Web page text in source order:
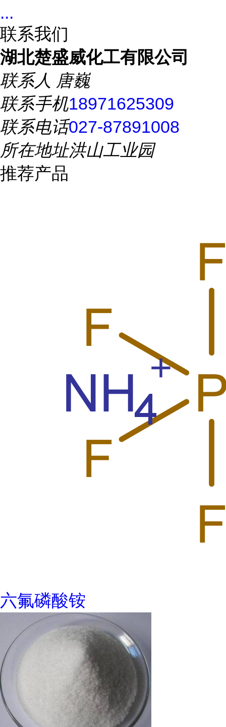
...
联系我们
湖北楚盛威化工有限公司
联系人 唐巍
联系手机18971625309
联系电话027-87891008
所在地址洪山工业园
推荐产品
六氟磷酸铵